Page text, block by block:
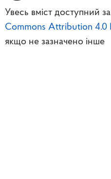
Увесь вміст доступний
Commons Attribution 4.0
якщо не зазначено інше